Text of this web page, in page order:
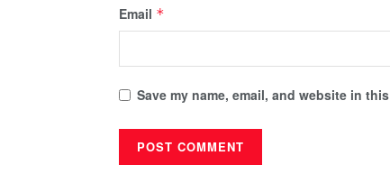
Email *
Save my name, email, and website in